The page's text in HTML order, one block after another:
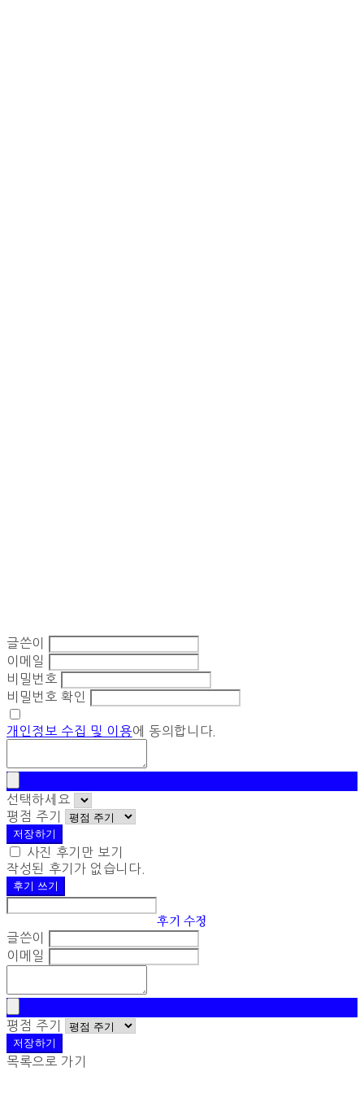
글쓴이
이메일
비밀번호
비밀번호 확인
개인정보 수집 및 이용에 동의합니다.
선택하세요
평점 주기
저장하기
사진 후기만 보기
작성된 후기가 없습니다.
후기 쓰기
후기 수정
글쓴이
이메일
평점 주기
저장하기
목록으로 가기